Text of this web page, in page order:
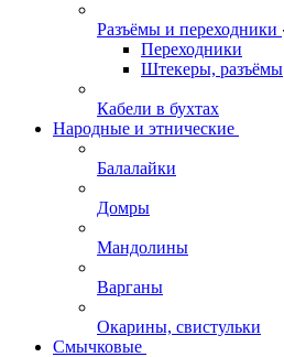
Разъёмы и переходники
Переходники
Штекеры, разъёмы
Кабели в бухтах
Народные и этнические
Балалайки
Домры
Мандолины
Варганы
Окарины, свистульки
Смычковые